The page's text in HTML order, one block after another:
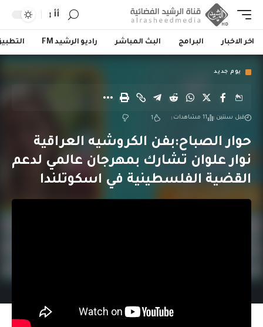
أأ
اخر الاخبار البرامج البث المباشر راديو الرشيد FM
يوم جديد
قبل سنتين 11 مشاهدات 1
حوار الصباح:بفن الكروشيه العراقية
نوار علوان تشارك بمهرجان عالمي لدعم
القضية الفلسطينية في اسكوتلندا